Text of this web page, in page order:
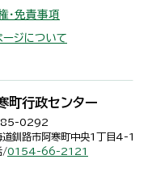
・免責事項
ージについて
町行政センター
0292
道釧路市阿寒町中央1丁目4-1
/0154-66-2121